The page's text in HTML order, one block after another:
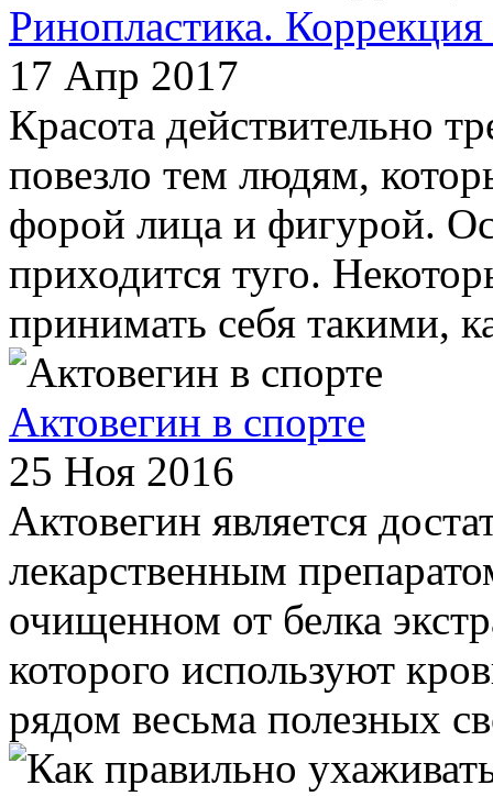
Ринопластика.
17 Апр 2017
Красота действительно
повезло тем людям,
форой лица и фигурой.
приходится туго.
принимать себя такими,
Актовегин в спорте
25 Ноя 2016
Актовегин является
лекарственным
очищенном от белка
которого используют
рядом весьма полезных